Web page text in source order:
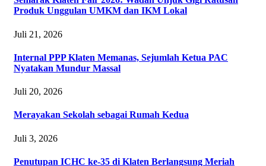
Produk Unggulan UMKM dan IKM Lokal
Juli 21, 2026
Internal PPP Klaten Memanas, Sejumlah Ketua PAC
Nyatakan Mundur Massal
Juli 20, 2026
Merayakan Sekolah sebagai Rumah Kedua
Juli 3, 2026
Penutupan ICHC ke-35 di Klaten Berlangsung Meriah